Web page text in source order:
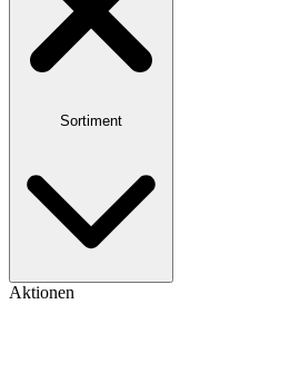
Sortiment
Aktionen